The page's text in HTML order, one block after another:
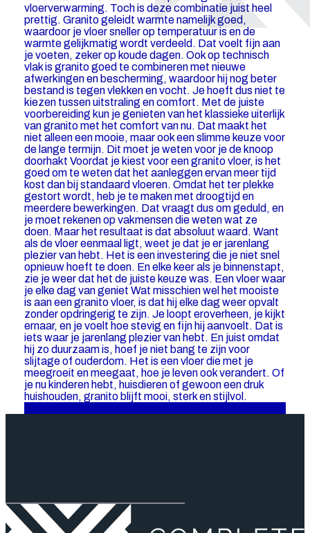
vloerverwarming. Toch is deze combinatie juist heel
prettig. Granito geleidt warmte namelijk goed,
waardoor je vloer sneller op temperatuur is en de
warmte gelijkmatig wordt verdeeld. Dat voelt fijn aan
je voeten, zeker op koude dagen. Ook op technisch
vlak is granito goed te combineren met nieuwe
afwerkingen en bescherming, waardoor hij nog beter
bestand is tegen vlekken en vocht. Je hoeft dus niet te
kiezen tussen uitstraling en comfort. Met de juiste
voorbereiding kun je genieten van het klassieke uiterlijk
van granito met het comfort van nu. Dat maakt het
niet alleen een mooie, maar ook een slimme keuze voor
de lange termijn. Dit moet je weten voor je de knoop
doorhakt Voordat je kiest voor een granito vloer, is het
goed om te weten dat het aanleggen ervan meer tijd
kost dan bij standaard vloeren. Omdat het ter plekke
gestort wordt, heb je te maken met droogtijd en
meerdere bewerkingen. Dat vraagt dus om geduld, en
je moet rekenen op vakmensen die weten wat ze
doen. Maar het resultaat is dat absoluut waard. Want
als de vloer eenmaal ligt, weet je dat je er jarenlang
plezier van hebt. Het is een investering die je niet snel
opnieuw hoeft te doen. En elke keer als je binnenstapt,
zie je weer dat het de juiste keuze was. Een vloer waar
je elke dag van geniet Wat misschien wel het mooiste
is aan een granito vloer, is dat hij elke dag weer opvalt
zonder opdringerig te zijn. Je loopt eroverheen, je kijkt
ernaar, en je voelt hoe stevig en fijn hij aanvoelt. Dat is
iets waar je jarenlang plezier van hebt. En juist omdat
hij zo duurzaam is, hoef je niet bang te zijn voor
slijtage of ouderdom. Het is een vloer die met je
meegroeit en meegaat, hoe je leven ook verandert. Of
je nu kinderen hebt, huisdieren of gewoon een druk
huishouden, granito blijft mooi, sterk en stijlvol.